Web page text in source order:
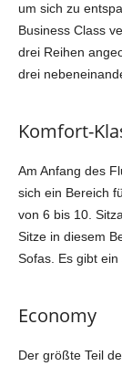
um sich zu
Business Class
drei Reihen
drei
Komfort-
Am Anfang des
sich ein Bereich
von 6 bis 10.
Sitze in diesem
Sofas. Es gibt
Economy
Der größte Teil